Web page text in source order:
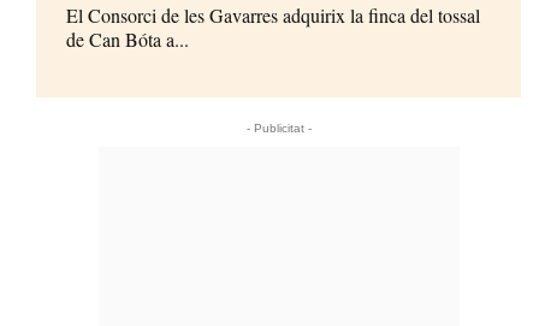
El Consorci de les Gavarres adquirix la finca del tossal
de Can Bóta a...
- Publicitat -